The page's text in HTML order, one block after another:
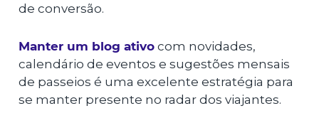
de conversão.
Manter um blog ativo com novidades,
calendário de eventos e sugestões mensais
de passeios é uma excelente estratégia para
se manter presente no radar dos viajantes.